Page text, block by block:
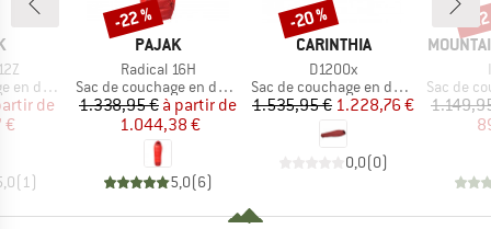
duvet
réduit
de
€
( 1)
MARQUE
PAJAK
Article
Radical 16H
Product group
Sac de couchage en duvet
Prix
1.338,95 €Prix réduit
à partir de
1.044,38 €
5,0(6)
Remise
-22 %
MARQUE
CARINTHIA
Article
D1200x
Product group
Sac de couchage en duvet
Prix
1.535,95 €Prix réduit
1.228,76 €
0,0(0)
Remise
-20 %
MARQUE
Product
Sac de
-